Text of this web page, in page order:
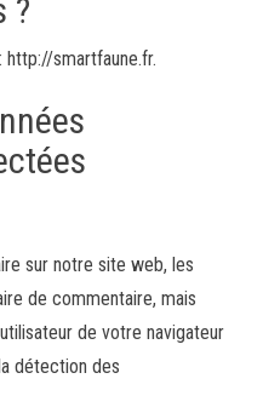
?
http://smartfaune.fr.
sur notre site web, les
de commentaire, mais
de votre navigateur
détection des